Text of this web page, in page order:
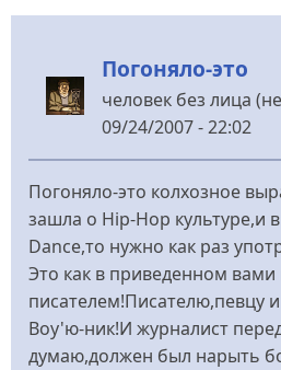
Погоняло-это
человек без лица
09/24/2007 - 22:02
Погоняло-это колхозное
зашла о Hip-Hop культуре,и
Dance,то нужно как раз
Это как в приведенном
писателем!Писателю,певцу
Boy'ю-ник!И журналист
думаю,должен был нарыть